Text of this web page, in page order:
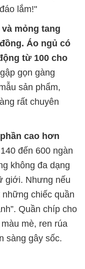
lắm!"
mỏng tang
Áo ngủ có
từ 100 cho
gọn gàng
sản phẩm,
rất chuyên
cao hơn
đến 600 ngàn
không đa dạng
giới. Nhưng nếu
chiếc quần
Quần chíp cho
mè, ren rúa
sàng gây sốc.